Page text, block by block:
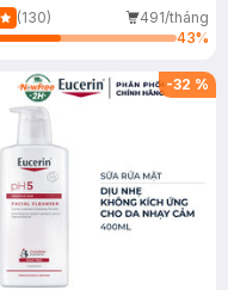
(130)
491/tháng
43%
-32 %